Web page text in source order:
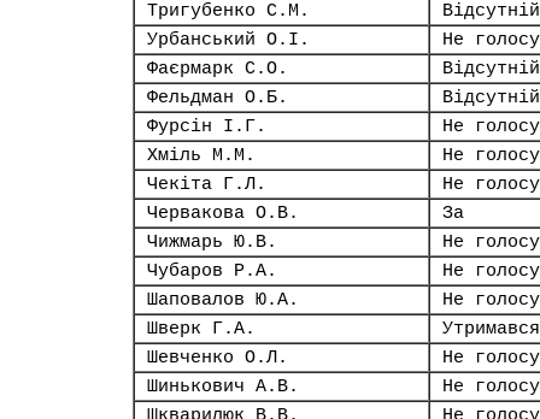
Тригубенко С.М.
Відсутній
Урбанський О.І.
Не
Фаєрмарк С.О.
Відсутній
Фельдман О.Б.
Відсутній
Фурсін І.Г.
Не
Хміль М.М.
Не
Чекіта Г.Л.
Не
Червакова О.В.
За
Чижмарь Ю.В.
Не
Чубаров Р.А.
Не
Шаповалов Ю.А.
Не
Шверк Г.А.
Утримався
Шевченко О.Л.
Не
Шинькович А.В.
Не